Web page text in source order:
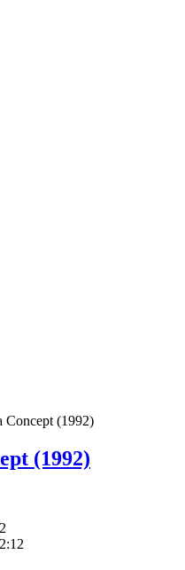
Concept (1992)
(1992)